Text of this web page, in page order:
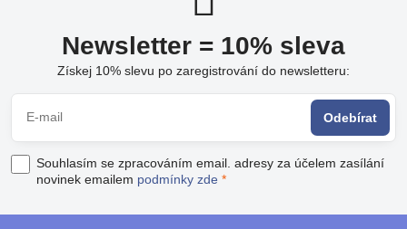
Newsletter = 10% sleva
Získej 10% slevu po zaregistrování do newsletteru:
Odebírat
Souhlasím se zpracováním email. adresy za účelem zasílání
novinek emailem podmínky zde *